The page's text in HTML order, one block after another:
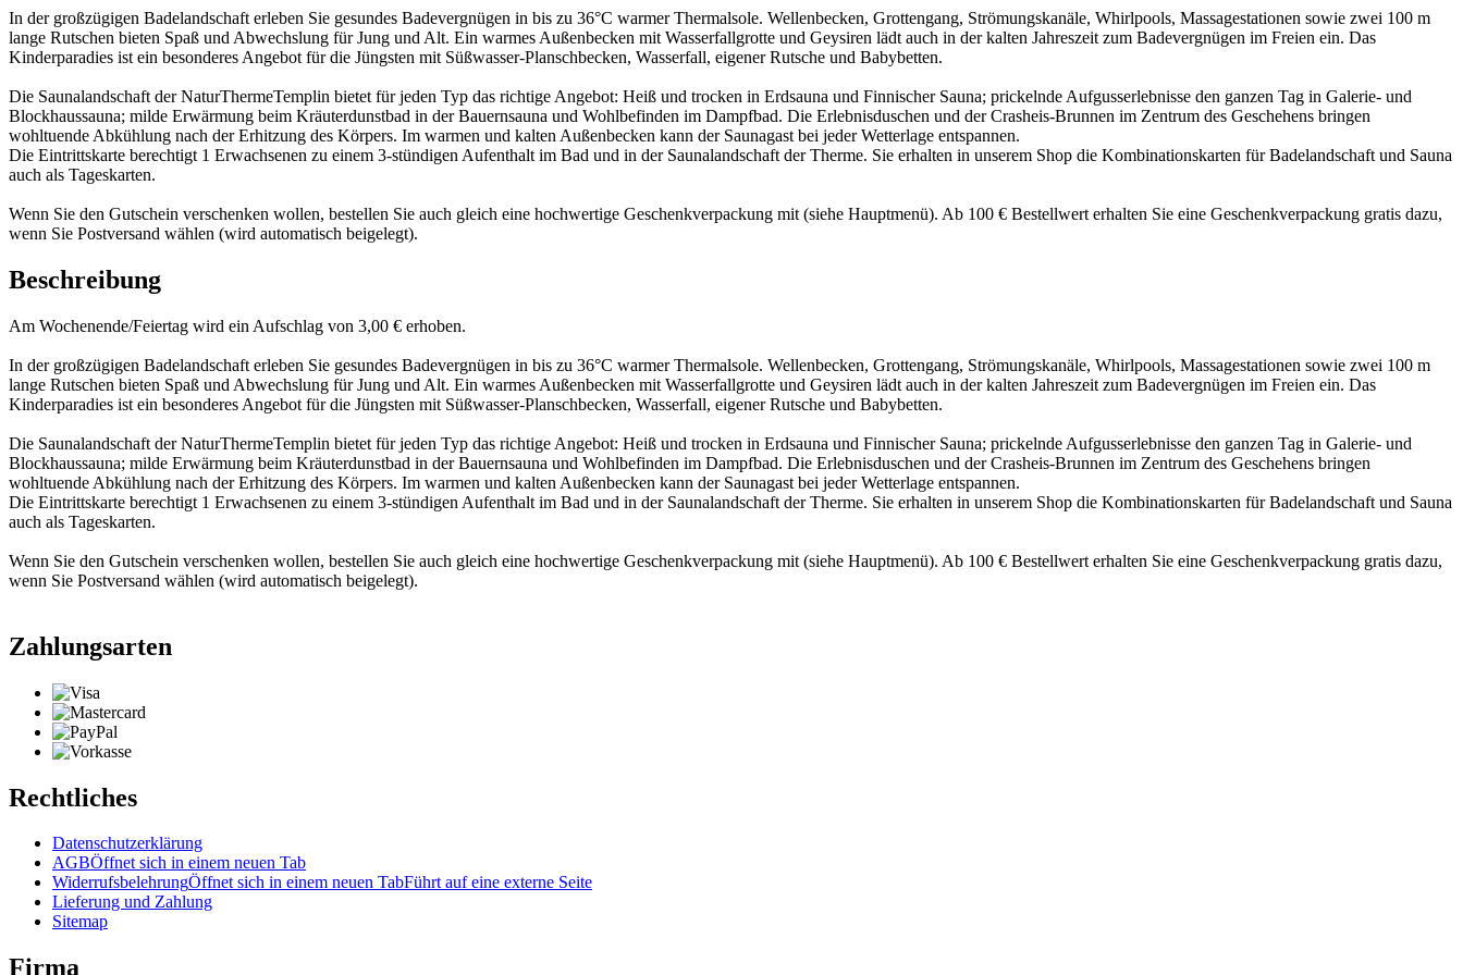
In der großzügigen Badelandschaft erleben Sie gesundes Badevergnügen in bis zu 36°C warmer Thermalsole. Wellenbecken, Grottengang, Strömungskanäle, Whirlpools, Massagestationen sowie zwei 100 m
lange Rutschen bieten Spaß und Abwechslung für Jung und Alt. Ein warmes Außenbecken mit Wasserfallgrotte und Geysiren lädt auch in der kalten Jahreszeit zum Badevergnügen im Freien ein. Das
Kinderparadies ist ein besonderes Angebot für die Jüngsten mit Süßwasser-Planschbecken, Wasserfall, eigener Rutsche und Babybetten.
Die Saunalandschaft der NaturThermeTemplin bietet für jeden Typ das richtige Angebot: Heiß und trocken in Erdsauna und Finnischer Sauna; prickelnde Aufgusserlebnisse den ganzen Tag in Galerie- und
Blockhaussauna; milde Erwärmung beim Kräuterdunstbad in der Bauernsauna und Wohlbefinden im Dampfbad. Die Erlebnisduschen und der Crasheis-Brunnen im Zentrum des Geschehens bringen
wohltuende Abkühlung nach der Erhitzung des Körpers. Im warmen und kalten Außenbecken kann der Saunagast bei jeder Wetterlage entspannen.
Die Eintrittskarte berechtigt 1 Erwachsenen zu einem 3-stündigen Aufenthalt im Bad und in der Saunalandschaft der Therme. Sie erhalten in unserem Shop die Kombinationskarten für Badelandschaft und Sauna
auch als Tageskarten.
Wenn Sie den Gutschein verschenken wollen, bestellen Sie auch gleich eine hochwertige Geschenkverpackung mit (siehe Hauptmenü). Ab 100 € Bestellwert erhalten Sie eine Geschenkverpackung gratis dazu,
wenn Sie Postversand wählen (wird automatisch beigelegt).
Beschreibung
Am Wochenende/Feiertag wird ein Aufschlag von 3,00 € erhoben.
In der großzügigen Badelandschaft erleben Sie gesundes Badevergnügen in bis zu 36°C warmer Thermalsole. Wellenbecken, Grottengang, Strömungskanäle, Whirlpools, Massagestationen sowie zwei 100 m
lange Rutschen bieten Spaß und Abwechslung für Jung und Alt. Ein warmes Außenbecken mit Wasserfallgrotte und Geysiren lädt auch in der kalten Jahreszeit zum Badevergnügen im Freien ein. Das
Kinderparadies ist ein besonderes Angebot für die Jüngsten mit Süßwasser-Planschbecken, Wasserfall, eigener Rutsche und Babybetten.
Die Saunalandschaft der NaturThermeTemplin bietet für jeden Typ das richtige Angebot: Heiß und trocken in Erdsauna und Finnischer Sauna; prickelnde Aufgusserlebnisse den ganzen Tag in Galerie- und
Blockhaussauna; milde Erwärmung beim Kräuterdunstbad in der Bauernsauna und Wohlbefinden im Dampfbad. Die Erlebnisduschen und der Crasheis-Brunnen im Zentrum des Geschehens bringen
wohltuende Abkühlung nach der Erhitzung des Körpers. Im warmen und kalten Außenbecken kann der Saunagast bei jeder Wetterlage entspannen.
Die Eintrittskarte berechtigt 1 Erwachsenen zu einem 3-stündigen Aufenthalt im Bad und in der Saunalandschaft der Therme. Sie erhalten in unserem Shop die Kombinationskarten für Badelandschaft und Sauna
auch als Tageskarten.
Wenn Sie den Gutschein verschenken wollen, bestellen Sie auch gleich eine hochwertige Geschenkverpackung mit (siehe Hauptmenü). Ab 100 € Bestellwert erhalten Sie eine Geschenkverpackung gratis dazu,
wenn Sie Postversand wählen (wird automatisch beigelegt).
Zahlungsarten
Rechtliches
Datenschutzerklärung
AGBÖffnet sich in einem neuen Tab
WiderrufsbelehrungÖffnet sich in einem neuen TabFührt auf eine externe Seite
Lieferung und Zahlung
Sitemap
Firma